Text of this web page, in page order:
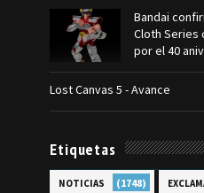
Bandai
Cloth Series
por el 40
Lost Canvas 5 - Avance
Etiquetas
NOTICIAS (1748)